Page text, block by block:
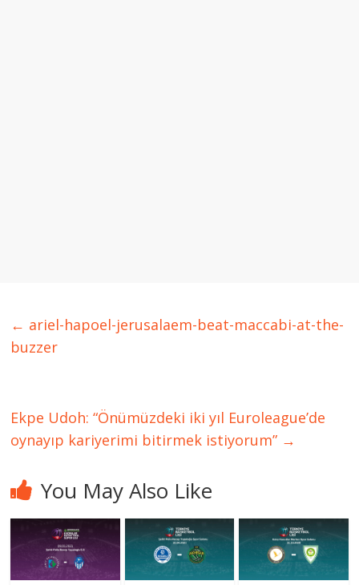
← ariel-hapoel-jerusalaem-beat-maccabi-at-the-
buzzer
Ekpe Udoh: “Önümüzdeki iki yıl Euroleague’de
oynayıp kariyerimi bitirmek istiyorum” →
You May Also Like